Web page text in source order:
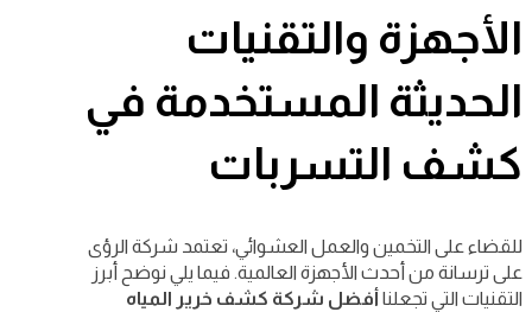
الأجهزة والتقنيات
الحديثة المستخدمة في
كشف التسربات
للقضاء على التخمين والعمل العشوائي، تعتمد شركة الرؤى
على ترسانة من أحدث الأجهزة العالمية. فيما يلي نوضح أبرز
التقنيات التي تجعلنا أفضل شركة كشف خرير المياه